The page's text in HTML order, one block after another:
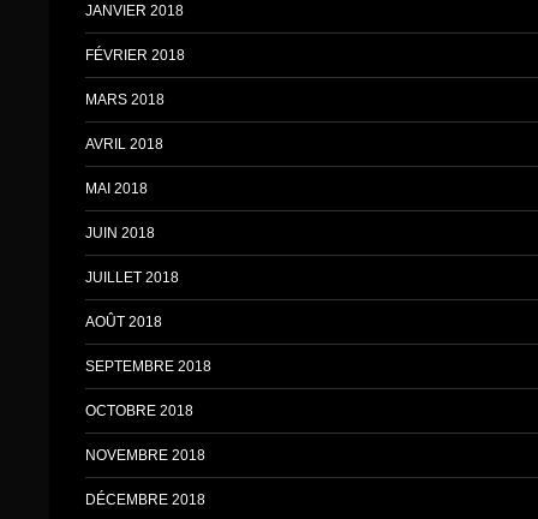
JANVIER 2018
FÉVRIER 2018
MARS 2018
AVRIL 2018
MAI 2018
JUIN 2018
JUILLET 2018
AOÛT 2018
SEPTEMBRE 2018
OCTOBRE 2018
NOVEMBRE 2018
DÉCEMBRE 2018